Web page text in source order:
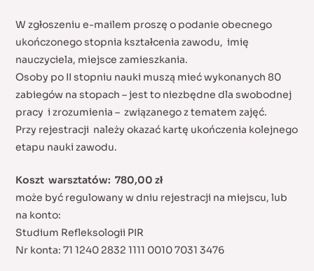
W zgłoszeniu e-mailem proszę o podanie obecnego
ukończonego stopnia kształcenia zawodu, imię
nauczyciela, miejsce zamieszkania.
Osoby po II stopniu nauki muszą mieć wykonanych 80
zabiegów na stopach – jest to niezbędne dla swobodnej
pracy i zrozumienia – związanego z tematem zajęć.
Przy rejestracji należy okazać kartę ukończenia kolejnego
etapu nauki zawodu.
Koszt warsztatów: 780,00 zł
może być regulowany w dniu rejestracji na miejscu, lub
na konto:
Studium Refleksologii PIR
Nr konta: 71 1240 2832 1111 0010 7031 3476